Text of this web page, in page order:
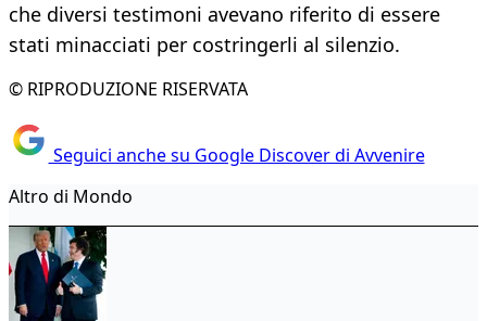
che diversi testimoni avevano riferito di essere
stati minacciati per costringerli al silenzio.
© RIPRODUZIONE RISERVATA
Seguici anche su Google Discover di Avvenire
Altro di Mondo